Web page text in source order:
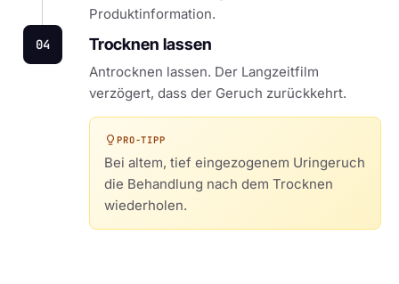
Produktinformation.
04 Trocknen lassen
Antrocknen lassen. Der Langzeitfilm
verzögert, dass der Geruch zurückkehrt.
PRO-TIPP
Bei altem, tief eingezogenem Uringeruch
die Behandlung nach dem Trocknen
wiederholen.